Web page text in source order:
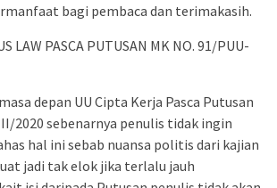
bagi pembaca dan terimakasih.
LAW PASCA PUTUSAN MK NO. 91/PUU-
depan UU Cipta Kerja Pasca Putusan
2020 sebenarnya penulis tidak ingin
hal ini sebab nuansa politis dari kajian
jadi tak elok jika terlalu jauh